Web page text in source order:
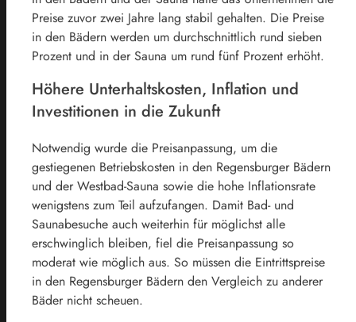
Preise zuvor zwei Jahre lang stabil gehalten. Die Preise
in den Bädern werden um durchschnittlich rund sieben
Prozent und in der Sauna um rund fünf Prozent erhöht.
Höhere Unterhaltskosten, Inflation und
Investitionen in die Zukunft
Notwendig wurde die Preisanpassung, um die
gestiegenen Betriebskosten in den Regensburger Bädern
und der Westbad-Sauna sowie die hohe Inflationsrate
wenigstens zum Teil aufzufangen. Damit Bad- und
Saunabesuche auch weiterhin für möglichst alle
erschwinglich bleiben, fiel die Preisanpassung so
moderat wie möglich aus. So müssen die Eintrittspreise
in den Regensburger Bädern ‎den Vergleich zu ‎anderer
Bäder nicht scheuen.‎